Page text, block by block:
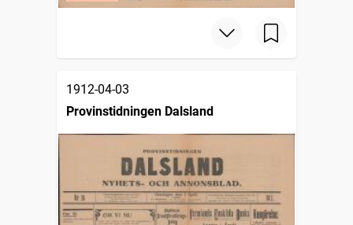
1912-04-03
Provinstidningen Dalsland